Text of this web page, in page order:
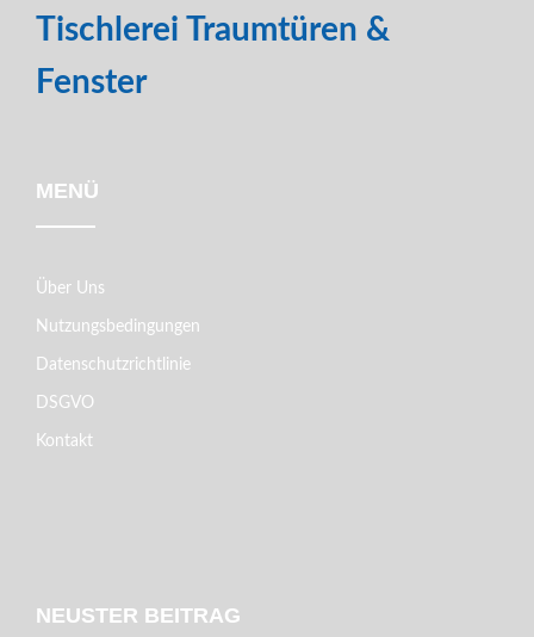
Tischlerei Traumtüren &
Fenster
MENÜ
Über Uns
Nutzungsbedingungen
Datenschutzrichtlinie
DSGVO
Kontakt
NEUSTER BEITRAG